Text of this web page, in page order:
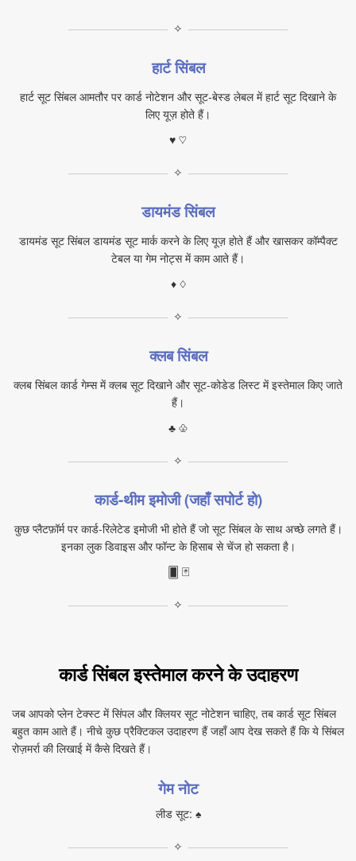
✧
हार्ट सिंबल
हार्ट सूट सिंबल आमतौर पर कार्ड नोटेशन और सूट‑बेस्ड लेबल में हार्ट सूट दिखाने के
लिए यूज़ होते हैं।
♥ ♡
✧
डायमंड सिंबल
डायमंड सूट सिंबल डायमंड सूट मार्क करने के लिए यूज़ होते हैं और खासकर कॉम्पैक्ट
टेबल या गेम नोट्स में काम आते हैं।
♦ ♢
✧
क्लब सिंबल
क्लब सिंबल कार्ड गेम्स में क्लब सूट दिखाने और सूट‑कोडेड लिस्ट में इस्तेमाल किए जाते
हैं।
♣ ♧
✧
कार्ड‑थीम इमोजी (जहाँ सपोर्ट हो)
कुछ प्लैटफ़ॉर्म पर कार्ड‑रिलेटेड इमोजी भी होते हैं जो सूट सिंबल के साथ अच्छे लगते हैं।
इनका लुक डिवाइस और फॉन्ट के हिसाब से चेंज हो सकता है।
🂠 🃏
✧
कार्ड सिंबल इस्तेमाल करने के उदाहरण
जब आपको प्लेन टेक्स्ट में सिंपल और क्लियर सूट नोटेशन चाहिए, तब कार्ड सूट सिंबल
बहुत काम आते हैं। नीचे कुछ प्रैक्टिकल उदाहरण हैं जहाँ आप देख सकते हैं कि ये सिंबल
रोज़मर्रा की लिखाई में कैसे दिखते हैं।
गेम नोट
लीड सूट: ♠
✧